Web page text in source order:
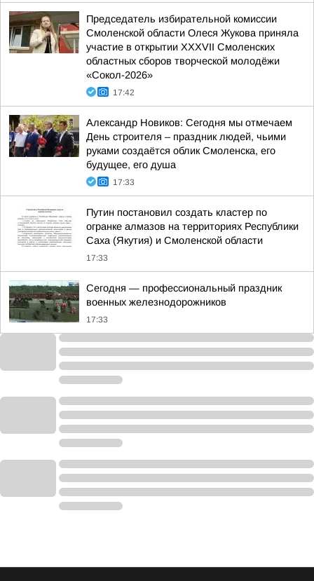
Председатель избирательной комиссии
Смоленской области Олеся Жукова приняла
участие в открытии XXXVII Смоленских
областных сборов творческой молодёжи
«Сокол-2026»
17:42
Александр Новиков: Сегодня мы отмечаем
День строителя – праздник людей, чьими
руками создаётся облик Смоленска, его
будущее, его душа
17:33
Путин постановил создать кластер по
огранке алмазов на территориях Республики
Саха (Якутия) и Смоленской области
17:33
Сегодня — профессиональный праздник
военных железнодорожников
17:33